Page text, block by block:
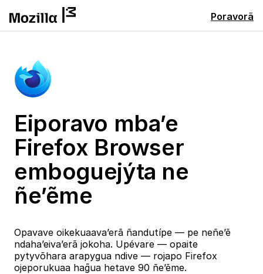
Poravorã
Eiporavo mba’e
Firefox Browser
emboguejýta ne
ñe’ẽme
Opavave oikekuaava’erã ñandutípe — pe neñe’ẽ
ndaha’eiva’erã jokoha. Upévare — opaite
pytyvõhara arapygua ndive — rojapo Firefox
ojeporukuaa hag̃ua hetave 90 ñe’ẽme.